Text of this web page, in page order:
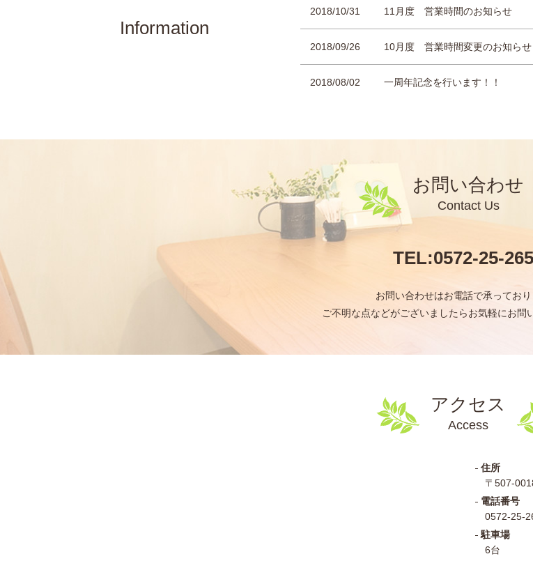
Information
2018/10/31 11月度 営業時間のお知らせ
2018/09/26 10月度 営業時間変更のお知らせ
2018/08/02 一周年記念を行います！！
お問い合わせ
Contact Us
TEL:0572-25-
お問い合わせはお電話で承っており
ご不明な点などがございましたらお気軽にお問
アクセス
Access
住所
〒507-
電話番号
0572-25-
駐車場
6台